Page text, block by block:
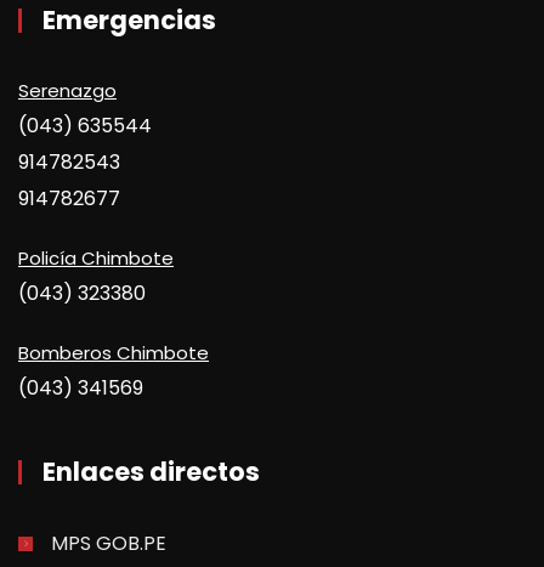
Emergencias
Serenazgo
(043) 635544
914782543
914782677
Policía Chimbote
(043) 323380
Bomberos Chimbote
(043) 341569
Enlaces directos
MPS GOB.PE